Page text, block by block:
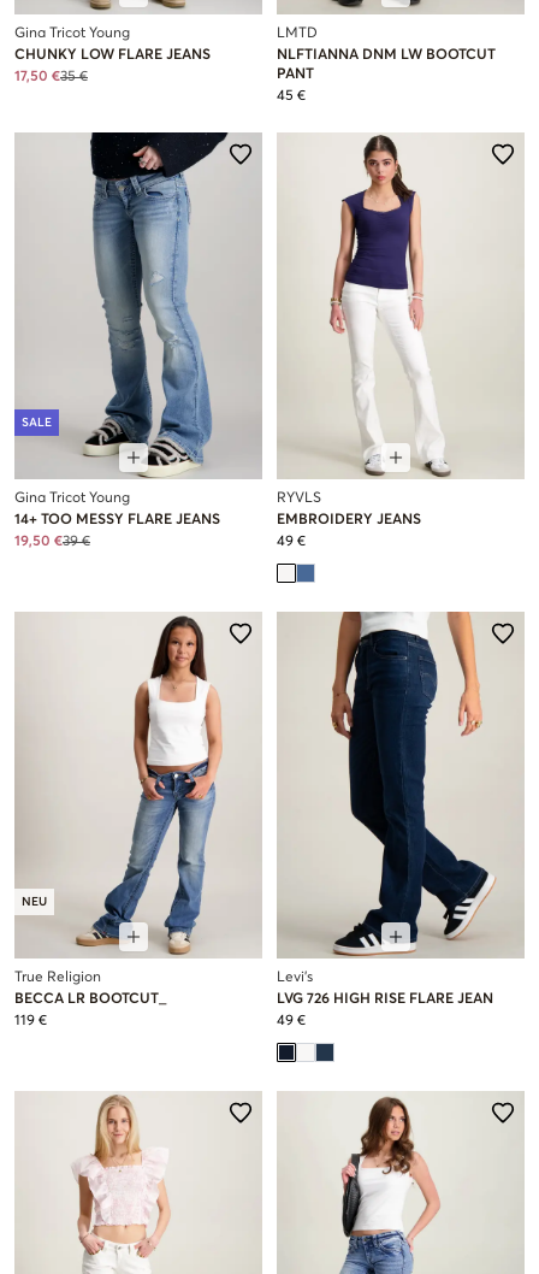
Gina Tricot Young
CHUNKY LOW FLARE JEANS
17,50 €35 €
LMTD
NLFTIANNA DNM LW BOOTCUT
PANT
45 €
SALE
Gina Tricot Young
14+ TOO MESSY FLARE JEANS
19,50 €39 €
RYVLS
EMBROIDERY JEANS
49 €
NEU
True Religion
BECCA LR BOOTCUT_
119 €
Levi's
LVG 726 HIGH RISE FLARE JEAN
49 €